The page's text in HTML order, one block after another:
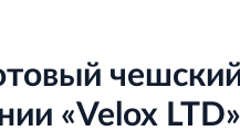
чешский
«Velox LTD»